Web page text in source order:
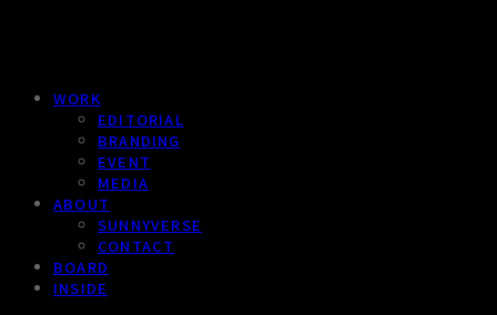
WORK
EDITORIAL
BRANDING
EVENT
MEDIA
ABOUT
SUNNYVERSE
CONTACT
BOARD
INSIDE